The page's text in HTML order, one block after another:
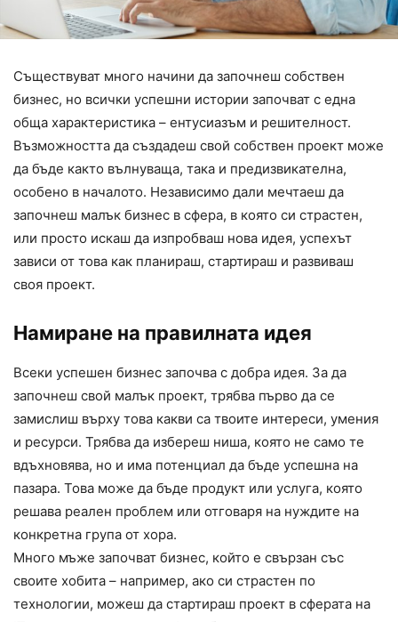
Съществуват много начини да започнеш собствен
бизнес, но всички успешни истории започват с една
обща характеристика – ентусиазъм и решителност.
Възможността да създадеш свой собствен проект може
да бъде както вълнуваща, така и предизвикателна,
особено в началото. Независимо дали мечтаеш да
започнеш малък бизнес в сфера, в която си страстен,
или просто искаш да изпробваш нова идея, успехът
зависи от това как планираш, стартираш и развиваш
своя проект.
Намиране на правилната идея
Всеки успешен бизнес започва с добра идея. За да
започнеш свой малък проект, трябва първо да се
замислиш върху това какви са твоите интереси, умения
и ресурси. Трябва да избереш ниша, която не само те
вдъхновява, но и има потенциал да бъде успешна на
пазара. Това може да бъде продукт или услуга, която
решава реален проблем или отговаря на нуждите на
конкретна група от хора.
Много мъже започват бизнес, който е свързан със
своите хобита – например, ако си страстен по
технологии, можеш да стартираш проект в сферата на